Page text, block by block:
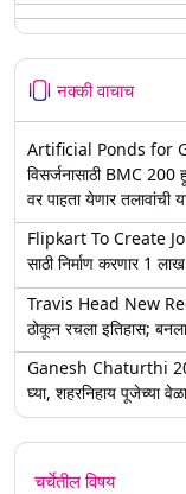
नक्की वाचाच
Artificial Ponds for
विसर्जनासाठी BMC
वर पाहता येणार तलावांची
Flipkart To Create
साठी निर्माण करणार 1
Travis Head New
ठोकून रचला इतिहास;
Ganesh Chaturthi
घ्या, शहरनिहाय पूजेच्या वेळा
चर्चेतील विषय